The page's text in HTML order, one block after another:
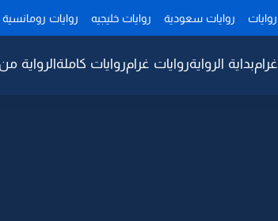
روايات روايات سعودية روايات خليجيه روايات رومانسية
غرامبداية الروايةروايات غرامروايات كاملةالرواية